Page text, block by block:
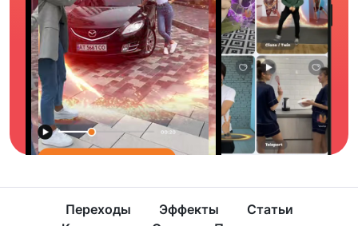
Переходы Эффекты
Статьи